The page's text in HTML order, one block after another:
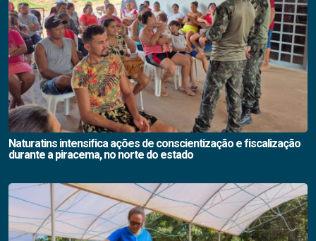
Naturatins intensifica ações de conscientização e fiscalização
durante a piracema, no norte do estado